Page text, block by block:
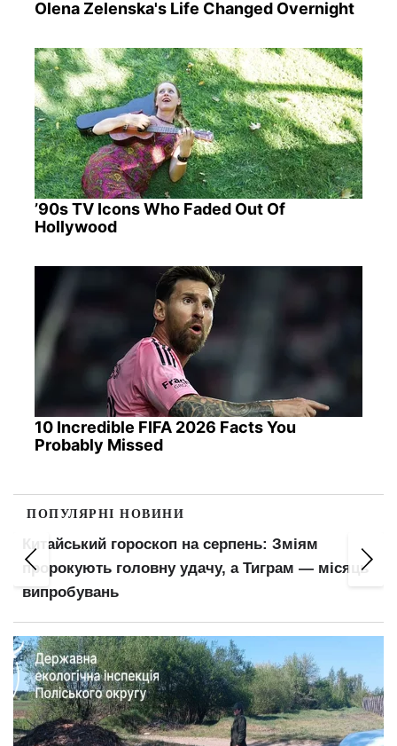
Olena Zelenska's Life Changed Overnight
’90s TV Icons Who Faded Out Of
Hollywood
10 Incredible FIFA 2026 Facts You
Probably Missed
ПОПУЛЯРНІ НОВИНИ
Китайський гороскоп на серпень: Зміям
пророкують головну удачу, а Тиграм — місяць
випробувань